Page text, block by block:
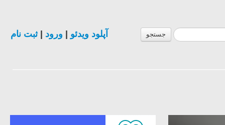
جستجو آپلود ویدئو ورود |ثبت نام